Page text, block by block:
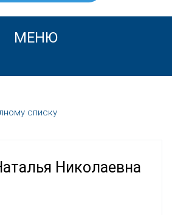
МЕНЮ
списку
Николаевна